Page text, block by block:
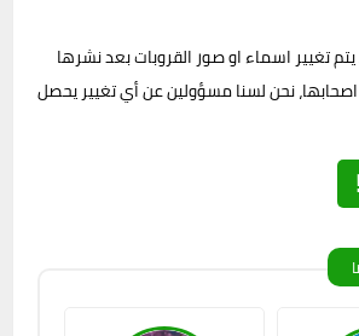
تغيير اسماء او صور القروبات بعد نشرها
نحن لسنا مسؤولين عن أي تغيير يحصل